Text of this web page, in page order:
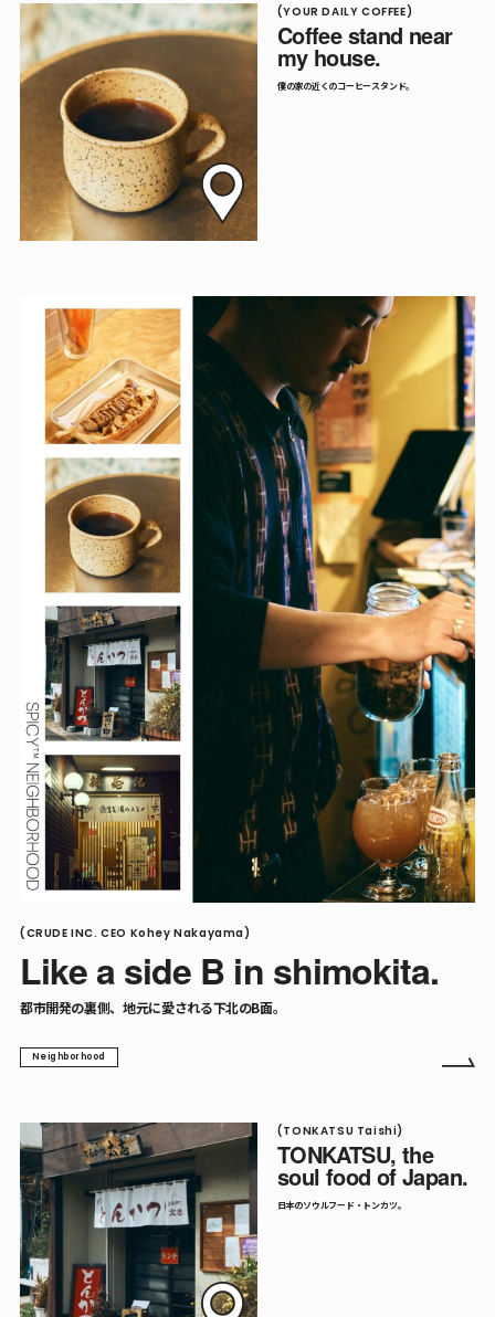
(YOUR DAILY COFFEE)
Coffee stand near
my house.
僕の家の近くのコーヒースタンド。
(CRUDE INC. CEO Kohey Nakayama)
Like a side B in shimokita.
都市開発の裏側、地元に愛される下北のB面。
Neighborhood
(TONKATSU Taishi)
TONKATSU, the
soul food of Japan.
日本のソウルフード・トンカツ。